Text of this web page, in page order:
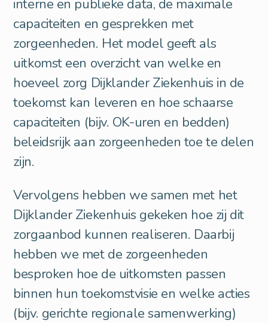
interne en publieke data, de maximale
capaciteiten en gesprekken met
zorgeenheden. Het model geeft als
uitkomst een overzicht van welke en
hoeveel zorg Dijklander Ziekenhuis in de
toekomst kan leveren en hoe schaarse
capaciteiten (bijv. OK-uren en bedden)
beleidsrijk aan zorgeenheden toe te delen
zijn.
Vervolgens hebben we samen met het
Dijklander Ziekenhuis gekeken hoe zij dit
zorgaanbod kunnen realiseren. Daarbij
hebben we met de zorgeenheden
besproken hoe de uitkomsten passen
binnen hun toekomstvisie en welke acties
(bijv. gerichte regionale samenwerking)